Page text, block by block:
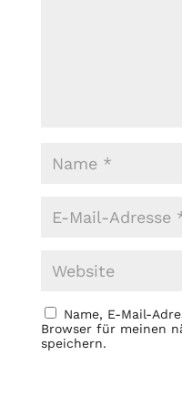
Name, E-Mail-
Browser für meinen
speichern.